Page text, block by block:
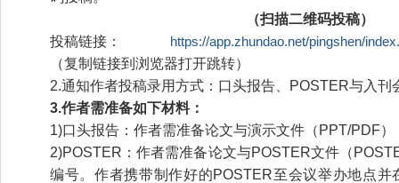
（扫描二维码投稿）
投稿链接：
https://app.zhundao.net/pingshen/
（复制链接到浏览器打开跳转）
2.通知作者投稿录用方式：口头报告、POSTER与入刊
3.作者需准备如下材料：
1)口头报告：作者需准备论文与演示文件（PPT/PDF）
2)POSTER：作者需准备论文与POSTER文件（
编号。作者携带制作好的POSTER至会议举办地点并